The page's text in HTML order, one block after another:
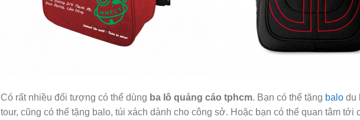
Có rất nhiều đối tượng có thể dùng ba lô quảng cáo tphcm. Bạn có thể tặng balodu
tour, cũng có thể tặng balo, túi xách dành cho công sở. Hoặc bạn có thể quan tâm tới